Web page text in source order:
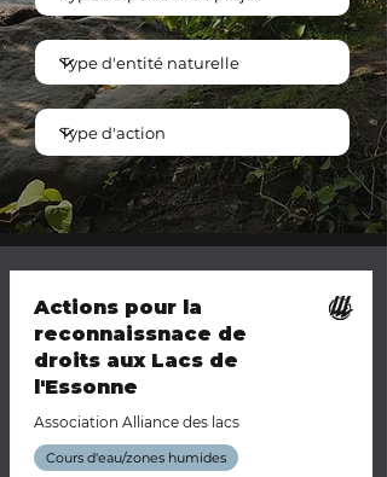
Actions pour la
reconnaissnace de
droits aux Lacs de
l'Essonne
Association Alliance des lacs
Cours d'eau/zones humides